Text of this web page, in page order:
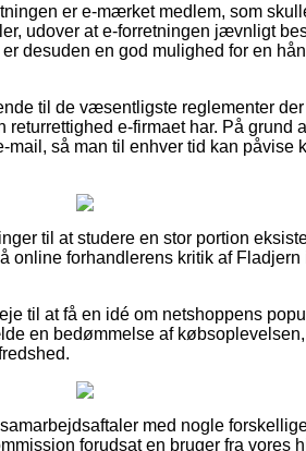
er e-mærket medlem, som
udover at e-forretningen jævnligt
desuden en god mulighed for en
til de væsentligste reglementer
e-firmaet har. På grund
så man til enhver tid kan påvise
til at studere en stor portion
online forhandlerens kritik af
til at få en idé om netshoppens
en bedømmelse af
med nogle
forudsat en bruger fra vores